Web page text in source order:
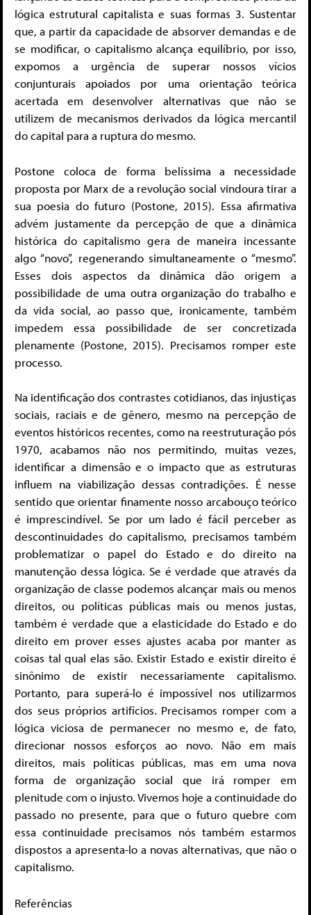
lógica estrutural capitalista e suas formas 3. Sustentar
que, a partir da capacidade de absorver demandas e de
se modificar, o capitalismo alcança equilíbrio, por isso,
expomos a urgência de superar nossos vícios
conjunturais apoiados por uma orientação teórica
acertada em desenvolver alternativas que não se
utilizem de mecanismos derivados da lógica mercantil
do capital para a ruptura do mesmo.
Postone coloca de forma belíssima a necessidade
proposta por Marx de a revolução social vindoura tirar a
sua poesia do futuro (Postone, 2015). Essa afirmativa
advém justamente da percepção de que a dinâmica
histórica do capitalismo gera de maneira incessante
algo “novo”, regenerando simultaneamente o “mesmo”.
Esses dois aspectos da dinâmica dão origem a
possibilidade de uma outra organização do trabalho e
da vida social, ao passo que, ironicamente, também
impedem essa possibilidade de ser concretizada
plenamente (Postone, 2015). Precisamos romper este
processo.
Na identificação dos contrastes cotidianos, das injustiças
sociais, raciais e de gênero, mesmo na percepção de
eventos históricos recentes, como na reestruturação pós
1970, acabamos não nos permitindo, muitas vezes,
identificar a dimensão e o impacto que as estruturas
influem na viabilização dessas contradições. É nesse
sentido que orientar finamente nosso arcabouço teórico
é imprescindível. Se por um lado é fácil perceber as
descontinuidades do capitalismo, precisamos também
problematizar o papel do Estado e do direito na
manutenção dessa lógica. Se é verdade que através da
organização de classe podemos alcançar mais ou menos
direitos, ou políticas públicas mais ou menos justas,
também é verdade que a elasticidade do Estado e do
direito em prover esses ajustes acaba por manter as
coisas tal qual elas são. Existir Estado e existir direito é
sinônimo de existir necessariamente capitalismo.
Portanto, para superá-lo é impossível nos utilizarmos
dos seus próprios artifícios. Precisamos romper com a
lógica viciosa de permanecer no mesmo e, de fato,
direcionar nossos esforços ao novo. Não em mais
direitos, mais políticas públicas, mas em uma nova
forma de organização social que irá romper em
plenitude com o injusto. Vivemos hoje a continuidade do
passado no presente, para que o futuro quebre com
essa continuidade precisamos nós também estarmos
dispostos a apresenta-lo a novas alternativas, que não o
capitalismo.
Referências